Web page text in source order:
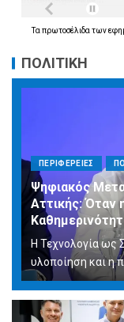
Ταπρωτοσέλιδατων
ΠΟΛΙΤΙΚΗ
ΠΕΡΙΦΕΡΕΙΕΣ
Ψηφιακός
Αττικής: Όταν
Η Τεχνολογία ως
υλοποίηση και η